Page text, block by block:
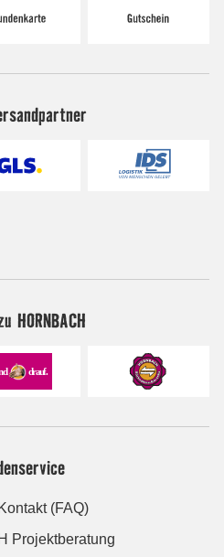
HORNBACH
(FAQ)
Projektberatung